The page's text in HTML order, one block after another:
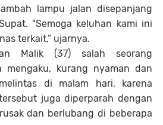
lampu jalan disepanjang
"Semoga keluhan kami ini
terkait,” ujarnya.
Malik (37) salah seorang
mengaku, kurang nyaman dan
di malam hari, karena
juga diperparah dengan
dan berlubang di beberapa